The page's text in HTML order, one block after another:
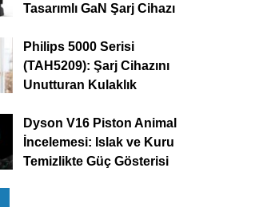
Tasarımlı GaN Şarj Cihazı
Philips 5000 Serisi
(TAH5209): Şarj Cihazını
Unutturan Kulaklık
Dyson V16 Piston Animal
İncelemesi: Islak ve Kuru
Temizlikte Güç Gösterisi